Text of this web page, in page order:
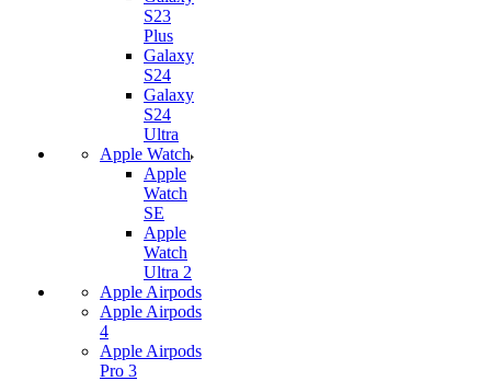
S23
Plus
Galaxy
S24
Galaxy
S24
Ultra
Apple Watch
Apple
Watch
SE
Apple
Watch
Ultra 2
Apple Airpods
Apple Airpods
4
Apple Airpods
Pro 3